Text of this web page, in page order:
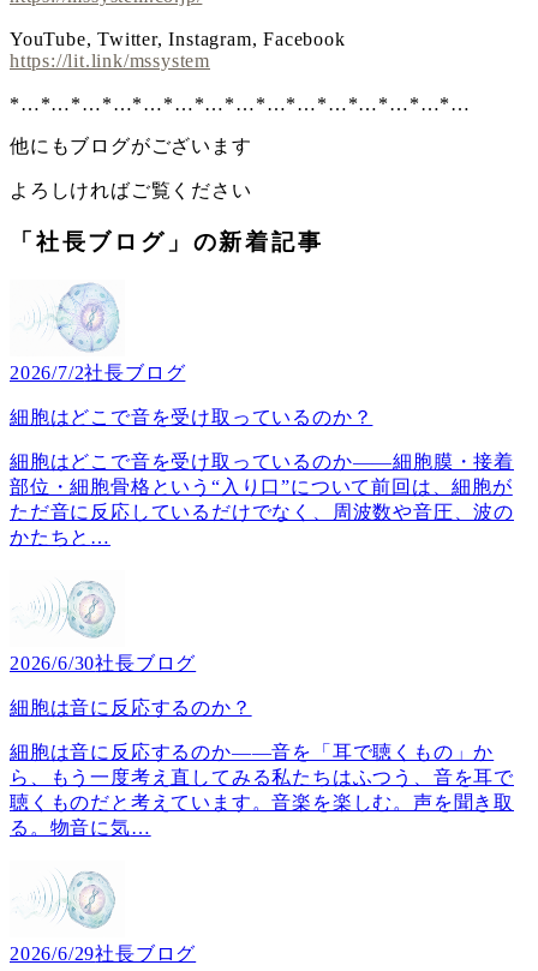
YouTube, Twitter, Instagram, Facebook
https://lit.link/mssystem
*…*…*…*…*…*…*…*…*…*…*…*…*…*…*…
他にもブログがございます
よろしければご覧ください
「社長ブログ」の新着記事
2026/7/2社長ブログ
細胞はどこで音を受け取っているのか？
細胞はどこで音を受け取っているのか――細胞膜・接着
部位・細胞骨格という“入り口”について前回は、細胞が
ただ音に反応しているだけでなく、周波数や音圧、波の
かたちと …
2026/6/30社長ブログ
細胞は音に反応するのか？
細胞は音に反応するのか――音を「耳で聴くもの」か
ら、もう一度考え直してみる私たちはふつう、音を耳で
聴くものだと考えています。音楽を楽しむ。声を聞き取
る。物音に気…
2026/6/29社長ブログ